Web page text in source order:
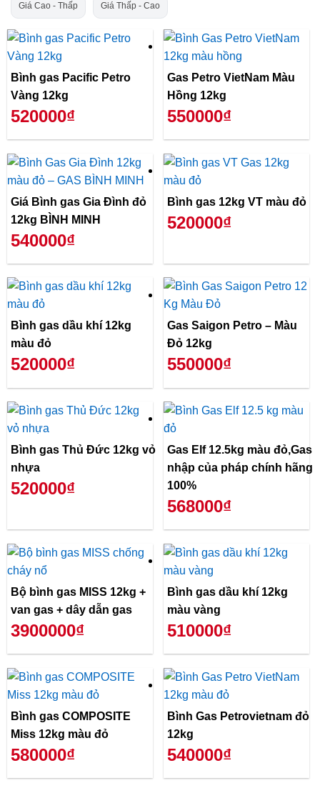
Giá Cao - Thấp Giá Thấp - Cao
Bình gas Pacific Petro
Vàng 12kg
520000₫
Gas Petro VietNam Màu
Hồng 12kg
550000₫
Giá Bình gas Gia Đình đỏ
12kg BÌNH MINH
540000₫
Bình gas 12kg VT màu đỏ
520000₫
Bình gas dầu khí 12kg
màu đỏ
520000₫
Gas Saigon Petro – Màu
Đỏ 12kg
550000₫
Bình gas Thủ Đức 12kg vỏ
nhựa
520000₫
Gas Elf 12.5kg màu đỏ,Gas
nhập của pháp chính hãng
100%
568000₫
Bộ bình gas MISS 12kg +
van gas + dây dẫn gas
3900000₫
Bình gas dầu khí 12kg
màu vàng
510000₫
Bình gas COMPOSITE
Miss 12kg màu đỏ
580000₫
Bình Gas Petrovietnam đỏ
12kg
540000₫